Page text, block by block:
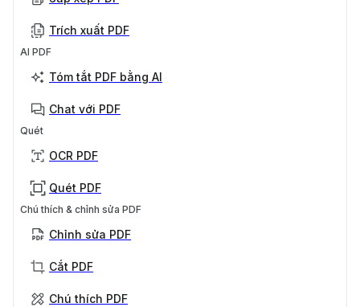
Trích xuất PDF
AI PDF
Tóm tắt PDF bằng AI
Chat với PDF
Quét
OCR PDF
Quét PDF
Chú thích & chỉnh sửa PDF
Chỉnh sửa PDF
Cắt PDF
Chú thích PDF